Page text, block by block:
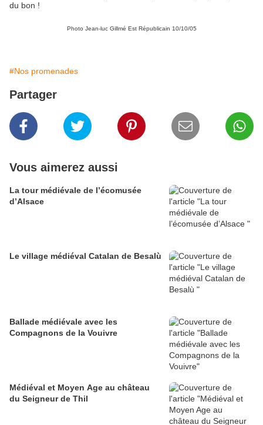
du bon !
Photo Jean-luc Gillmé Est Républicain 10/10/05
#Nos promenades
Partager
Vous aimerez aussi
La tour médiévale de l’écomusée
d’Alsace
Le village médiéval Catalan de Besalù
Ballade médiévale avec les
Compagnons de la Vouivre
Médiéval et Moyen Age au château
du Seigneur de Thil